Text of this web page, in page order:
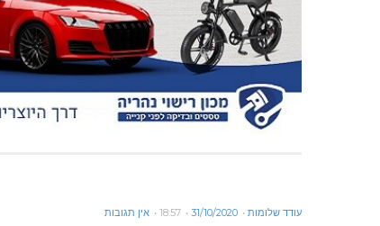
עודד שלומות 31/10/2020
18:57 אין תגובות